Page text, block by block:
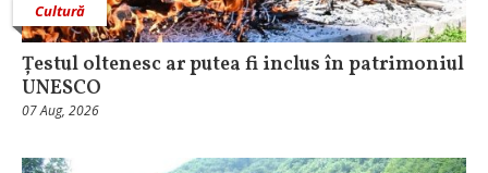
Cultură
Țestul oltenesc ar putea fi inclus în patrimoniul
UNESCO
07 Aug, 2026